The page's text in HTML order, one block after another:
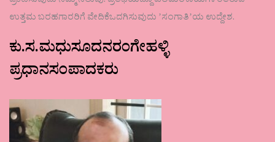
ಉತ್ತಮ ಬರಹಗಾರರಿಗೆ ವೇದಿಕೆಒದಗಿಸುವುದು ʼಸಂಗಾತಿʼಯ ಉದ್ದೇಶ.
ಕು.ಸ.ಮಧುಸೂದನರಂಗೇಹಳ್ಳಿ
ಪ್ರಧಾನಸಂಪಾದಕರು